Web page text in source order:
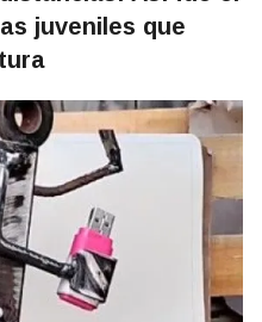
juveniles que